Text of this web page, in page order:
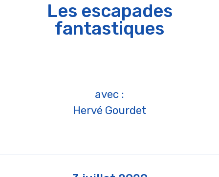
Les escapades
fantastiques
avec :
Hervé Gourdet